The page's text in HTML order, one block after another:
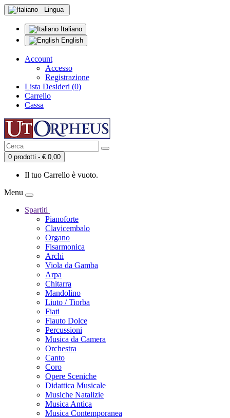
Lingua
Italiano
English
Account
Accesso
Registrazione
Lista Desideri (0)
Carrello
Cassa
0 prodotti - € 0,00
Il tuo Carrello è vuoto.
Menu
Spartiti
Pianoforte
Clavicembalo
Organo
Fisarmonica
Archi
Viola da Gamba
Arpa
Chitarra
Mandolino
Liuto / Tiorba
Fiati
Flauto Dolce
Percussioni
Musica da Camera
Orchestra
Canto
Coro
Opere Sceniche
Didattica Musicale
Musiche Natalizie
Musica Antica
Musica Contemporanea